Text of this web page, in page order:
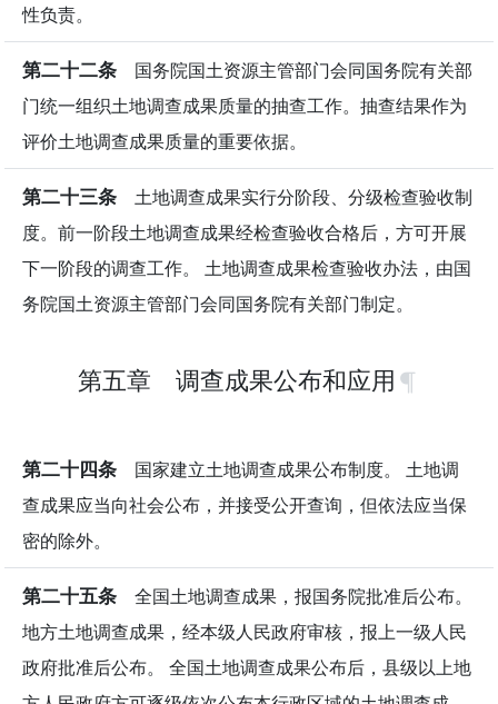
性负责。
第二十二条 国务院国土资源主管部门会同国务院有关部
门统一组织土地调查成果质量的抽查工作。抽查结果作为
评价土地调查成果质量的重要依据。
第二十三条 土地调查成果实行分阶段、分级检查验收制
度。前一阶段土地调查成果经检查验收合格后，方可开展
下一阶段的调查工作。 土地调查成果检查验收办法，由国
务院国土资源主管部门会同国务院有关部门制定。
第五章 调查成果公布和应用
第二十四条 国家建立土地调查成果公布制度。 土地调
查成果应当向社会公布，并接受公开查询，但依法应当保
密的除外。
第二十五条 全国土地调查成果，报国务院批准后公布。
地方土地调查成果，经本级人民政府审核，报上一级人民
政府批准后公布。 全国土地调查成果公布后，县级以上地